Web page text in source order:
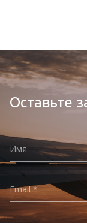
Оставьте
Имя
Email